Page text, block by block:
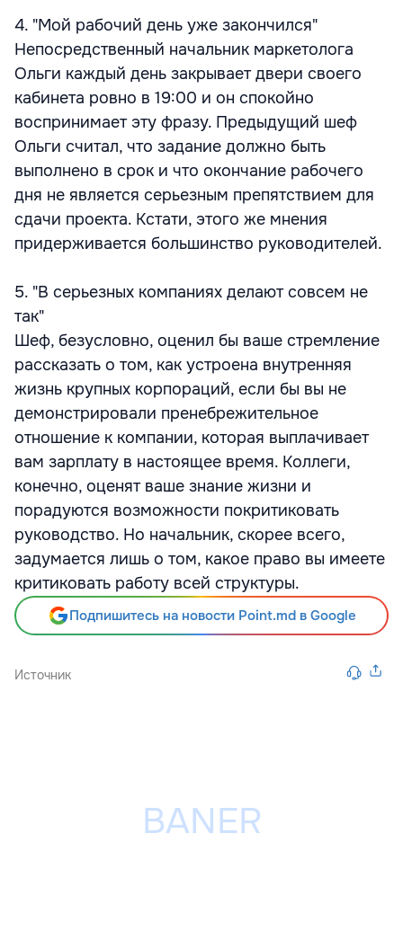
4. "Мой рабочий день уже закончился"
Непосредственный начальник маркетолога
Ольги каждый день закрывает двери своего
кабинета ровно в 19:00 и он спокойно
воспринимает эту фразу. Предыдущий шеф
Ольги считал, что задание должно быть
выполнено в срок и что окончание рабочего
дня не является серьезным препятствием для
сдачи проекта. Кстати, этого же мнения
придерживается большинство руководителей.
5. "В серьезных компаниях делают совсем не
так"
Шеф, безусловно, оценил бы ваше стремление
рассказать о том, как устроена внутренняя
жизнь крупных корпораций, если бы вы не
демонстрировали пренебрежительное
отношение к компании, которая выплачивает
вам зарплату в настоящее время. Коллеги,
конечно, оценят ваше знание жизни и
порадуются возможности покритиковать
руководство. Но начальник, скорее всего,
задумается лишь о том, какое право вы имеете
критиковать работу всей структуры.
Подпишитесь на новости Point.md в Google
Источник